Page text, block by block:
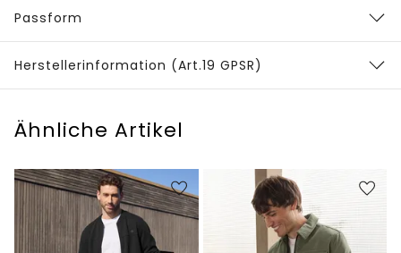
Passform
Herstellerinformation (Art.19 GPSR)
Ähnliche Artikel